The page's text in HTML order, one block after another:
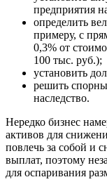
предприятия
определить
примеру, с
0,3% от
100 тыс. руб.);
установить
решить
наследство.
Нередко бизнес
активов для
повлечь за собой и
выплат, поэтому
для оспаривания
Большой Камень
Борисоглебск
Боровичи
Братск
Бронницы
Брянск
Бугульма
Бугуруслан
Бузулук